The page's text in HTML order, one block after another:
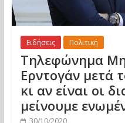
Ειδήσεις Πολιτική
Τηλεφώνημα
Ερντογάν μετά
κι αν είναι οι
μείνουμε